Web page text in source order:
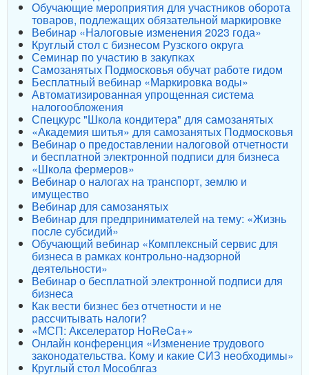
Обучающие мероприятия для участников оборота
товаров, подлежащих обязательной маркировке
Вебинар «Налоговые изменения 2023 года»
Круглый стол с бизнесом Рузского округа
Семинар по участию в закупках
Самозанятых Подмосковья обучат работе гидом
Бесплатный вебинар «Маркировка воды»
Автоматизированная упрощенная система
налогообложения
Спецкурс "Школа кондитера" для самозанятых
«Академия шитья» для самозанятых Подмосковья
Вебинар о предоставлении налоговой отчетности
и бесплатной электронной подписи для бизнеса
«Школа фермеров»
Вебинар о налогах на транспорт, землю и
имущество
Вебинар для самозанятых
Вебинар для предпринимателей на тему: «Жизнь
после субсидий»
Обучающий вебинар «Комплексный сервис для
бизнеса в рамках контрольно-надзорной
деятельности»
Вебинар о бесплатной электронной подписи для
бизнеса
Как вести бизнес без отчетности и не
рассчитывать налоги?
«МСП: Акселератор HoReCa+»
Онлайн конференция «Изменение трудового
законодательства. Кому и какие СИЗ необходимы»
Круглый стол Мособлгаз